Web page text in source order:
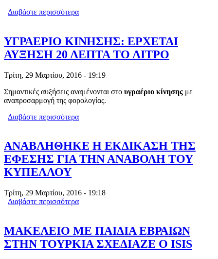
Διαβάστε περισσότερα
ΥΓΡΑΕΡΙΟ ΚΙΝΗΣΗΣ: ΕΡΧΕΤΑΙ
ΑΥΞΗΣΗ 20 ΛΕΠΤΑ ΤΟ ΛΙΤΡΟ
Τρίτη, 29 Μαρτίου, 2016 - 19:19
Σημαντικές αυξήσεις αναμένονται στο υγραέριο κίνησης με
αναπροσαρμογή της φορολογίας.
Διαβάστε περισσότερα
ΑΝΑΒΛΗΘΗΚΕ Η ΕΚΔΙΚΑΣΗ ΤΗΣ
ΕΦΕΣΗΣ ΓΙΑ ΤΗΝ ΑΝΑΒΟΛΗ ΤΟΥ
ΚΥΠΕΛΛΟΥ
Τρίτη, 29 Μαρτίου, 2016 - 19:18
Διαβάστε περισσότερα
ΜΑΚΕΛΕΙΟ ΜΕ ΠΑΙΔΙΑ ΕΒΡΑΙΩΝ
ΣΤΗΝ ΤΟΥΡΚΙΑ ΣΧΕΔΙΑΖΕ Ο ISIS